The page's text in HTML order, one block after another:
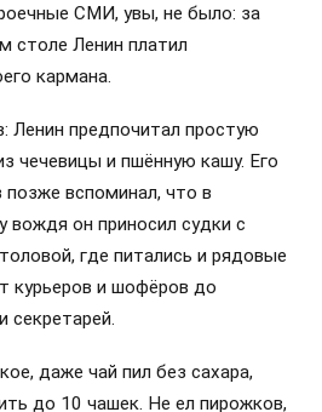
СМИ, увы, не было: за
столе Ленин платил
кармана.
Ленин предпочитал простую
чечевицы и пшённую кашу. Его
вспоминал, что в
вождя он приносил судки с
где питались и рядовые
курьеров и шофёров до
секретарей.
даже чай пил без сахара,
до 10 чашек. Не ел пирожков,